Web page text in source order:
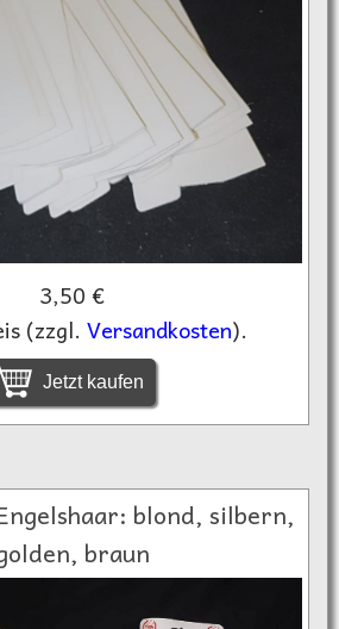
3,50 €
(zzgl.Versandkosten).
Jetzt kaufen
blond, silbern,
braun